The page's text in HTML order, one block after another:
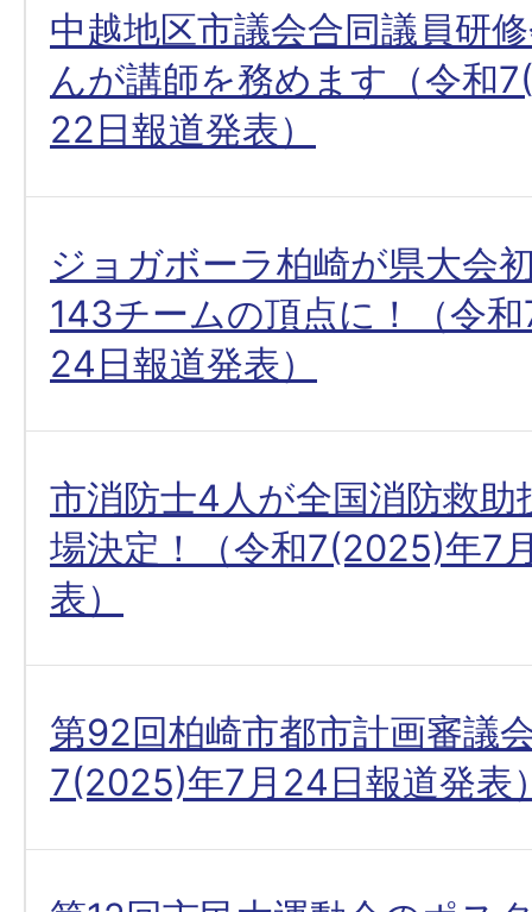
中越地区市議会合同議員研
んが講師を務めます（令和
22日報道発表）
ジョガボーラ柏崎が県大会
143チームの頂点に！（令
24日報道発表）
市消防士4人が全国消防救助
場決定！（令和7(2025)年7
表）
第92回柏崎市都市計画審議
7(2025)年7月24日報道発表